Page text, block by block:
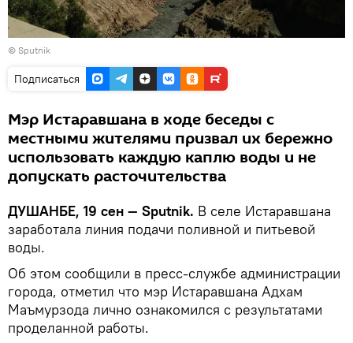
© Sputnik
Подписаться
Мэр Истаравшана в ходе беседы с
местными жителями призвал их бережно
использовать каждую каплю воды и не
допускать расточительства
ДУШАНБЕ, 19 сен — Sputnik. В селе Истаравшана
заработала линия подачи поливной и питьевой
воды.
Об этом сообщили в пресс-службе администрации
города, отметил что мэр Истаравшана Адхам
Маъмурзода лично ознакомился с результатами
проделанной работы.